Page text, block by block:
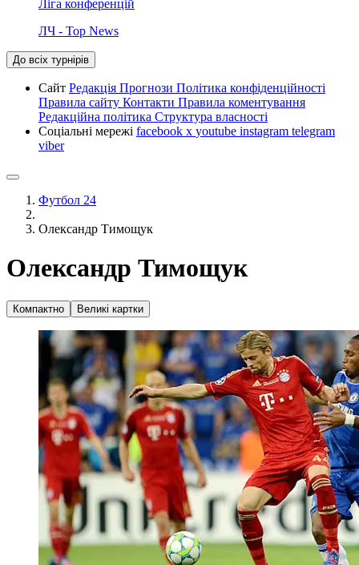
Ліга конференцій
ЛЧ - Top News
До всіх турнірів
Сайт Редакція Прогнози Політика конфіденційності
Правила сайту Контакти Правила коментування
Редакційна політика Структура власності
Соціальні мережі facebook x youtube instagram telegram
viber
Футбол 24
Олександр Тимощук
Олександр Тимощук
Компактно Великі картки